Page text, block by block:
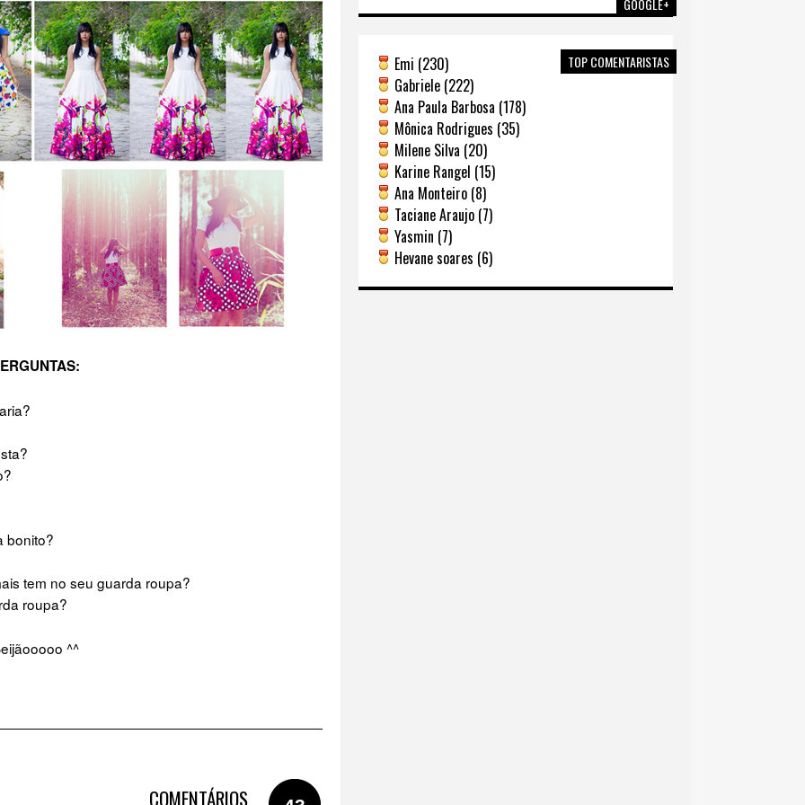
bonito?
tem no seu guarda roupa?
roupa?
^^
COMENTÁRIOS
GOOGLE+
TOP COMENTARISTAS
Emi (230)
Gabriele (222)
Ana Paula Barbosa (178)
Mônica Rodrigues (35)
Milene Silva (20)
Karine Rangel (15)
Ana Monteiro (8)
Taciane Araujo (7)
Yasmin (7)
Hevane soares (6)